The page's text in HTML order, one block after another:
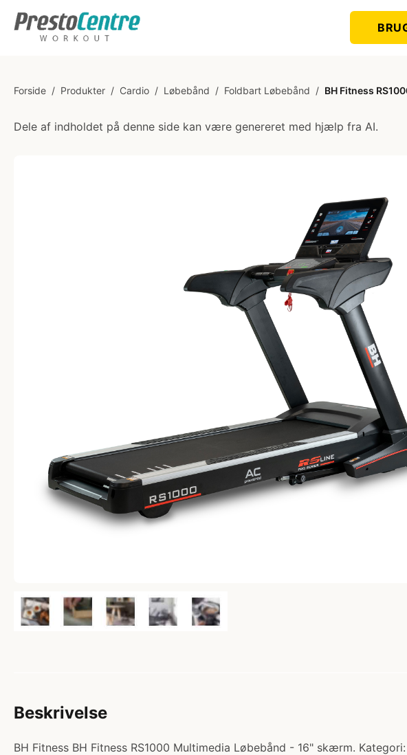
Forside / Produkter / Cardio / Løbebånd / Foldbart Løbebånd / BH Fitness
Dele af indholdet på denne side kan være genereret med hjælp fra AI.
Beskrivelse
BH Fitness BH Fitness RS1000 Multimedia Løbebånd - 16" skærm.